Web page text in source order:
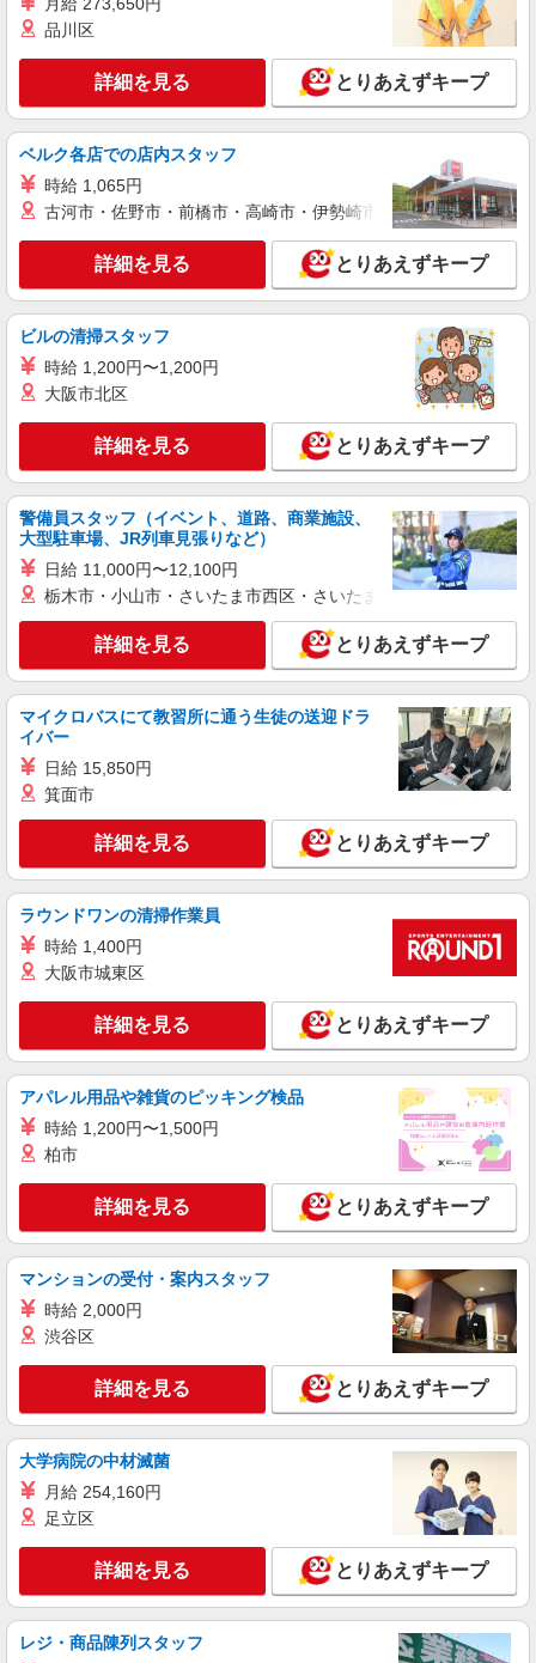
下さい！！
詳細を見る
パート 派遣社員
日研トータルソーシング株式会社 メディカルケア事業部/仙台オフィ
介護スタッフ／資格あり or 経験者
給1,330円〜 ◆初任者研修・未経験：時給1,330
円〜 ◆初任者研修・経験者：時給1,360円〜 ◆介
護福祉士：時給1,380円〜 ※経験者は3ヶ月以上 ※
給与幅は経験・能力による ★週払いOK（規定あ
り）
水」駅 ★勤務地は3000ヶ所以上★ 自宅から通い
やすいエリアなど、お好きな勤務地をお選び下さ
い！！
キープ 詳細を見る
アルバイト パート 派遣社員 紹介予定派遣
日研トータルソーシング株式会社 メディカルケア事業部/仙台オフィ
介護スタッフ／資格あり or 経験者
時給1,330円〜1,380円 ◆無資格・経験者：時
給1,330円〜 ◆初任者研修・未経験：時給1,330
円〜 ◆初任者研修・経験者：時給1,360円〜 ◆介
護福祉士：時給1,380円〜 ※経験者は3ヶ月以上 ※
給与幅は経験・能力による ★週払いOK（規定あ
り）
福島県福島市 【最寄駅】阿武隈急行「福島学
院前」駅 ★勤務地は3000ヶ所以上★ 自宅から通
いやすいエリアなど、お好きな勤務地をお選び下
さい！！
キープ 詳細を見る
パート 派遣社員
日研トータルソーシング株式会社 メディカルケア事業部/仙台オフィ
ス
介護スタッフ／資格あり or 経験者
給1,330円〜 ◆初任者研修・未経験：時給1,330
円〜 ◆初任者研修・経験者：時給1,360円〜 ◆介
護福祉士：時給1,380円〜 ※経験者は3ヶ月以上 ※
給与幅は経験・能力による ★週払いOK（規定あ
谷」駅 ★勤務地は3000ヶ所以上★ 自宅から通い
やすいエリアなど、お好きな勤務地をお選び下さ
い！！
キープ 詳細を見る
日研トータルソーシング株式会社 メディカルケア事業部/仙台オフィ
ス
未経験・無資格OKの介護スタッフ
時給1,280円〜1,380円 ★週払いOK（規定あ
り） ※給与幅は経験・能力による
福島県福島市 【最寄駅】JR東北本線「南福
島」駅 ★勤務地は3000ヶ所以上★ 自宅から通い
やすいエリアなど、お好きな勤務地をお選び下さ
詳細を見る
パート 派遣社員
日研トータルソーシング株式会社 メディカルケア事業部/仙台オフィ
ス
未経験・無資格OKの介護スタッフ
時給1,280円〜1,380円 ★週払いOK（規定あ
り） ※給与幅は経験・能力による
福島県福島市 【最寄駅】福島交通飯坂線「笹
谷」駅 ★勤務地は3000ヶ所以上★ 自宅から通い
やすいエリアなど、お好きな勤務地をお選び下さ
い！！
キープ 詳細を見る
アルバイト パート 派遣社員
日研トータルソーシング株式会社 メディカルケア事業部/仙台オフィ
ス【看護助手】
看護助手（ナースエイド）
時給1,200円 ★週払いOK（規定あり） ※給与
幅は経験・能力による
福島県福島市 【最寄駅】福島交通飯坂線「医
品川区
詳細を見る とりあえずキープ
ベルク各店での店内スタッフ
時給 1,065円
古河市・佐野市・前橋市・高崎市・伊勢崎市・太田市・館林市
詳細を見る とりあえずキープ
ビルの清掃スタッフ
時給 1,200円〜1,200円
大阪市北区
詳細を見る とりあえずキープ
警備員スタッフ（イベント、道路、商業施設、
大型駐車場、JR列車見張りなど）
日給 11,000円〜12,100円
栃木市・小山市・さいたま市西区・さいたま市岩槻区・久喜市・
詳細を見る とりあえずキープ
マイクロバスにて教習所に通う生徒の送迎ドラ
イバー
日給 15,850円
箕面市
詳細を見る とりあえずキープ
ラウンドワンの清掃作業員
時給 1,400円
大阪市城東区
詳細を見る とりあえずキープ
アパレル用品や雑貨のピッキング検品
時給 1,200円〜1,500円
柏市
詳細を見る とりあえずキープ
マンションの受付・案内スタッフ
時給 2,000円
渋谷区
詳細を見る とりあえずキープ
大学病院の中材滅菌
月給 254,160円
足立区
詳細を見る とりあえずキープ
レジ・商品陳列スタッフ